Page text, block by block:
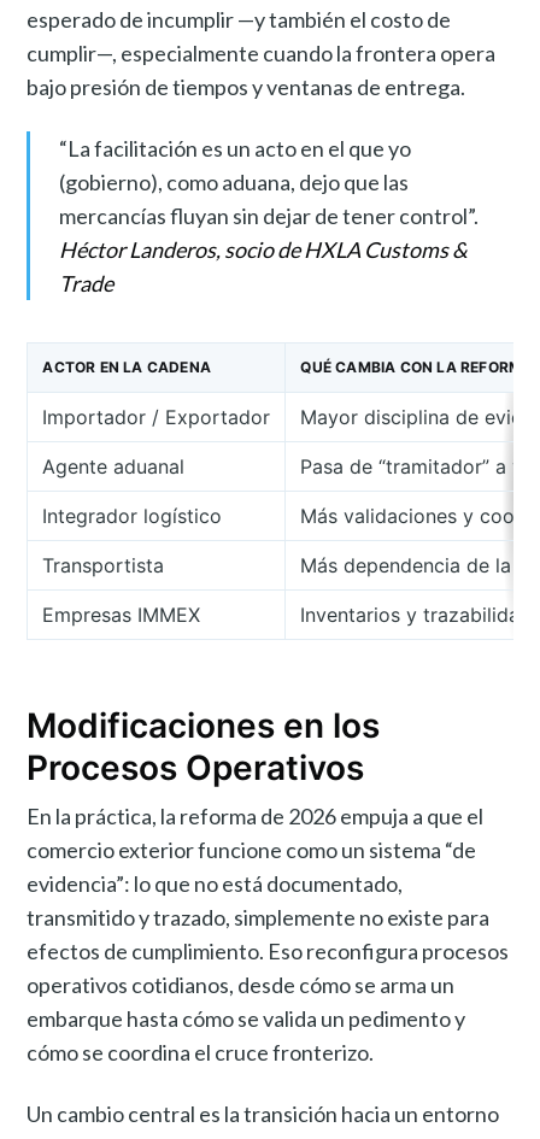
esperado de incumplir —y también el costo de
cumplir—, especialmente cuando la frontera opera
bajo presión de tiempos y ventanas de entrega.
“La facilitación es un acto en el que yo
(gobierno), como aduana, dejo que las
mercancías fluyan sin dejar de tener control”.
Héctor Landeros, socio de HXLA Customs &
Trade
ACTOR EN LA CADENA QUÉ CAMBIA CON LA REFORMA
Importador / Exportador Mayor disciplina de
Agente aduanal Pasa de “tramitador” a
Integrador logístico Más validaciones y
Transportista Más dependencia de la
Empresas IMMEX Inventarios y
Modificaciones en los
Procesos Operativos
En la práctica, la reforma de 2026 empuja a que el
comercio exterior funcione como un sistema “de
evidencia”: lo que no está documentado,
transmitido y trazado, simplemente no existe para
efectos de cumplimiento. Eso reconfigura procesos
operativos cotidianos, desde cómo se arma un
embarque hasta cómo se valida un pedimento y
cómo se coordina el cruce fronterizo.
Un cambio central es la transición hacia un entorno